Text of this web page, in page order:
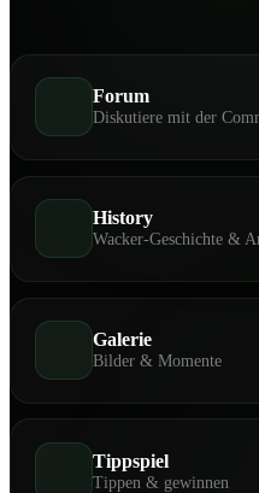
Forum
Diskutiere mit der
History
Wacker-Geschichte &
Galerie
Bilder & Momente
Tippspiel
Tippen & gewinnen